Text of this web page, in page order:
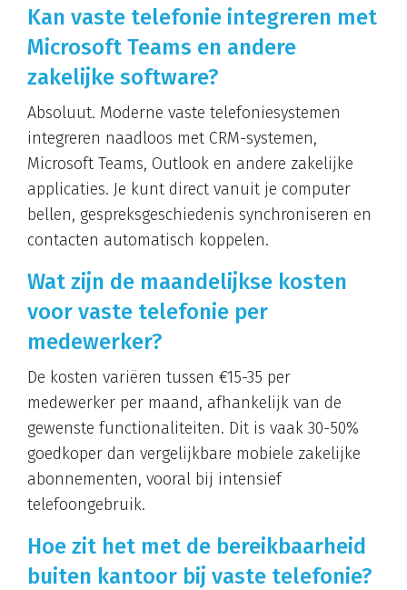
Kan vaste telefonie integreren met
Microsoft Teams en andere
zakelijke software?
Absoluut. Moderne vaste telefoniesystemen
integreren naadloos met CRM-systemen,
Microsoft Teams, Outlook en andere zakelijke
applicaties. Je kunt direct vanuit je computer
bellen, gespreksgeschiedenis synchroniseren en
contacten automatisch koppelen.
Wat zijn de maandelijkse kosten
voor vaste telefonie per
medewerker?
De kosten variëren tussen €15-35 per
medewerker per maand, afhankelijk van de
gewenste functionaliteiten. Dit is vaak 30-50%
goedkoper dan vergelijkbare mobiele zakelijke
abonnementen, vooral bij intensief
telefoongebruik.
Hoe zit het met de bereikbaarheid
buiten kantoor bij vaste telefonie?